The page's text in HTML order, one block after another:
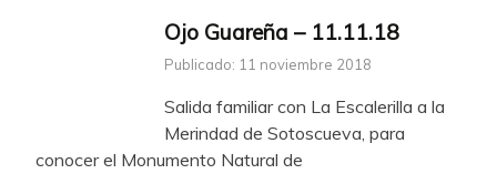
Ojo Guareña – 11.11.18
Publicado: 11 noviembre 2018
Salida familiar con La Escalerilla a la
Merindad de Sotoscueva, para
conocer el Monumento Natural de